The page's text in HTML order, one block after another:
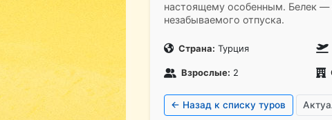
настоящему особенным. Белек
незабываемого отпуска.
Страна: Турция
Взрослые: 2
← Назад к списку туров